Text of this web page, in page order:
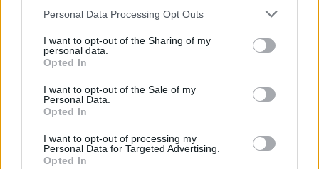
Please note that this website/app uses one or more Google
not limited to your visit or usage behaviour. You may click to
grant or deny consent to Google and its third-party tags to
use your data for below specified purposes in below Google
consent section.
Personal Data Processing Opt Outs
I want to opt-out of the Sharing of my
personal data.
Opted In
I want to opt-out of the Sale of my
Personal Data.
Opted In
I want to opt-out of processing my
Personal Data for Targeted Advertising.
Opted In
bullet su perché entrare o passare. Se mancano
dati critici, sospendere il giudizio: l’assenza di prove
è un segnale in sé.
Regole di sicurezza per giovani
investitori
Prima di ogni acquisto, impostare un budget un
orizzonte temporale e una soglia di perdita